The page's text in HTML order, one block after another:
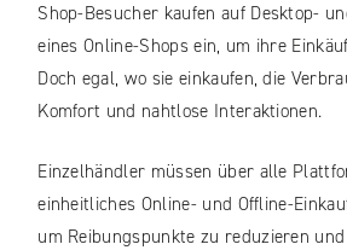
Shop-Besucher kaufen auf Desktop-
eines Online-Shops ein, um ihre
Doch egal, wo sie einkaufen, die
Komfort und nahtlose Interaktionen.
Einzelhändler müssen über alle
einheitliches Online- und Offline-
um Reibungspunkte zu reduzieren